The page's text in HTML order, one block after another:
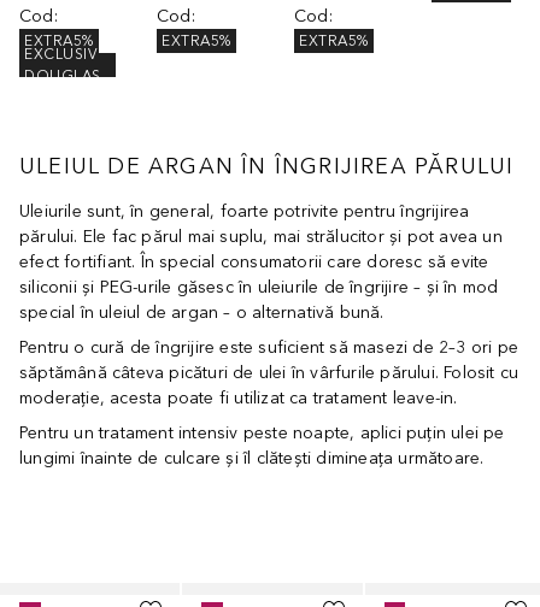
Cod :
EXTRA5%
EXCLUSIV
DOUGLAS
Cod :
EXTRA5%
Cod :
EXTRA5%
ULEIUL DE ARGAN ÎN ÎNGRIJIREA PĂRULUI
Uleiurile sunt, în general, foarte potrivite pentru îngrijirea
părului. Ele fac părul mai suplu, mai strălucitor și pot avea un
efect fortifiant. În special consumatorii care doresc să evite
siliconii și PEG-urile găsesc în uleiurile de îngrijire – și în mod
special în uleiul de argan – o alternativă bună.
Pentru o cură de îngrijire este suficient să masezi de 2–3 ori pe
săptămână câteva picături de ulei în vârfurile părului. Folosit cu
moderație, acesta poate fi utilizat ca tratament leave-in.
Pentru un tratament intensiv peste noapte, aplici puțin ulei pe
lungimi înainte de culcare și îl clătești dimineața următoare.